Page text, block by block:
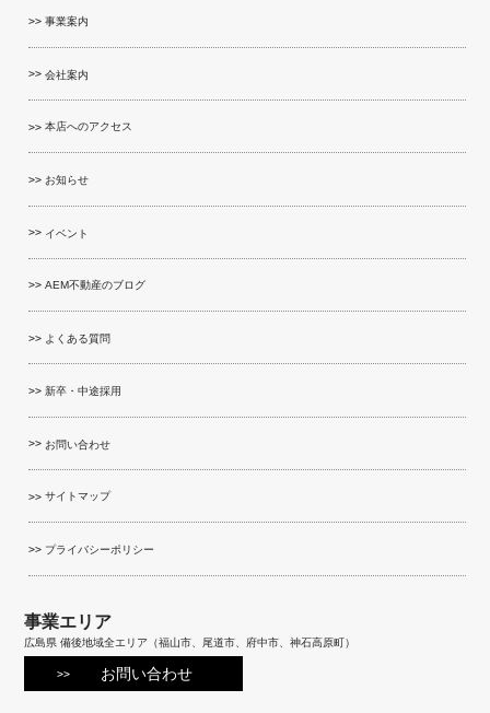
事業案内
会社案内
本店へのアクセス
お知らせ
イベント
AEM不動産のブログ
よくある質問
新卒・中途採用
お問い合わせ
サイトマップ
プライバシーポリシー
事業エリア
広島県 備後地域全エリア（福山市、尾道市、府中市、神石高原町）
お問い合わせ